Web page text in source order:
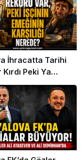
İhracatta Tarihi
Peki Ya
Cüzdanı?